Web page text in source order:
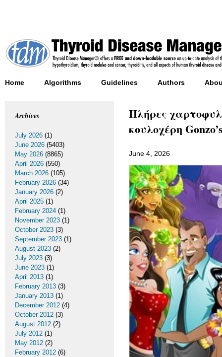
Home Algorithms Guidelines Authors
Πλήρες
κουλοχέρη
June 4, 2026
Archives
July 2026 (1)
June 2026 (5403)
May 2026 (8865)
April 2026 (550)
March 2026 (105)
February 2026 (34)
January 2026 (2)
April 2025 (1)
February 2024 (1)
November 2023 (1)
October 2023 (3)
September 2023 (1)
August 2023 (2)
July 2023 (3)
June 2023 (1)
April 2013 (1)
February 2013 (3)
January 2013 (1)
December 2012 (4)
October 2012 (3)
August 2012 (2)
July 2012 (1)
May 2012 (2)
February 2012 (6)